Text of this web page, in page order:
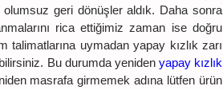
geri dönüşler aldık. Daha sonra
rica ettiğimiz zaman ise doğru
uymadan yapay kızlık zarı
Bu durumda yeniden yapay kızlık
masrafa girmemek adına lütfen ürün